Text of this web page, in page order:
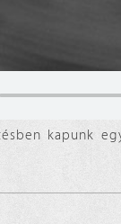
kapunk